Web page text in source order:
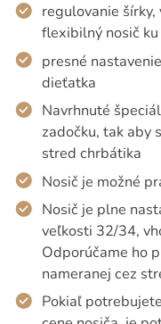
regulovanie šírky,
flexibilný nosič
presné
dieťatka
Navrhnuté
zadočku, tak aby
stred chrbátika
Nosič je možné
Nosič je plne
veľkosti 32/34,
Odporúčame ho
nameranej cez
Pokiaľ